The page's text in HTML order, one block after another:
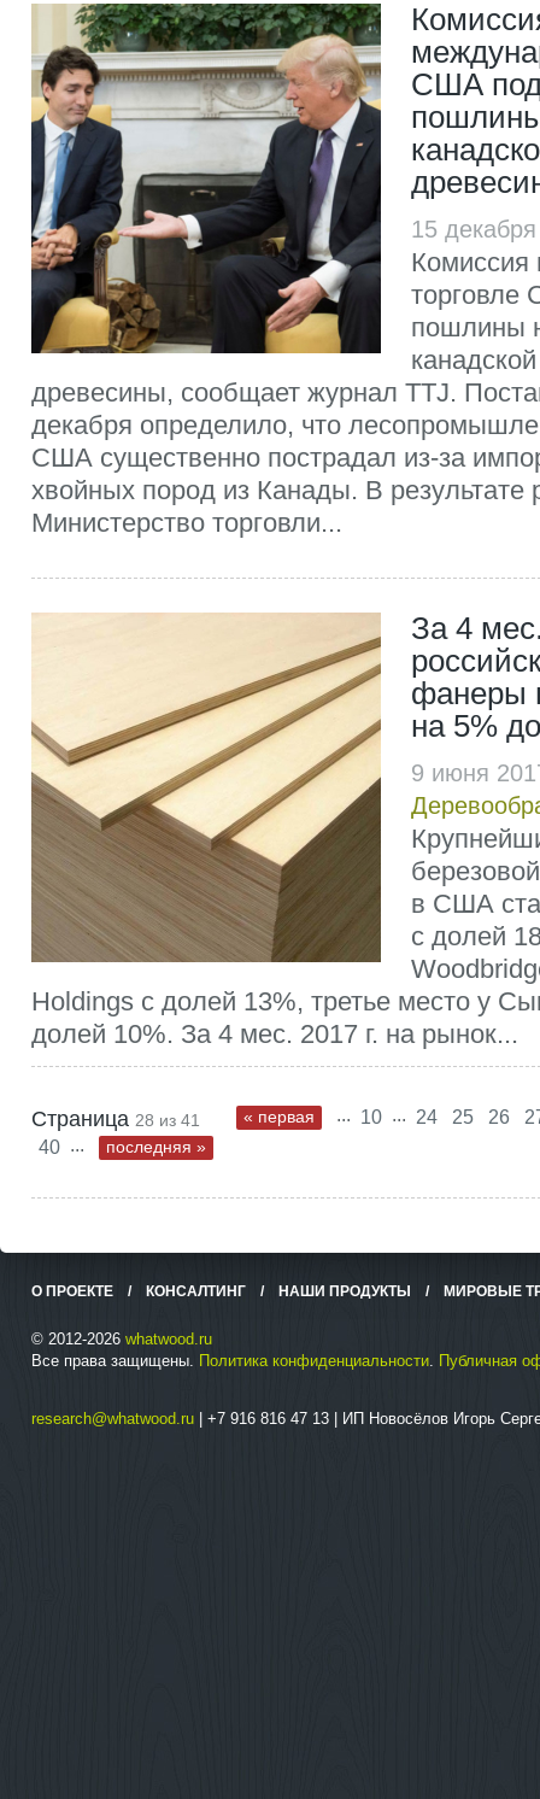
США
15
Комиссия
пошлины
древесины, сообщает журнал TTJ.
декабря определило, что
США существенно пострадал из-за
хвойных пород из Канады. В результате
Министерство торговли...
За 4
фанеры
на 5%
9 июня
в США
с долей
Holdings с долей 13%, третье место у
долей 10%. За 4 мес. 2017 г. на рынок...
Страница 28 из 41 « первая ... 10 ... 24 25 26
40 ... последняя »
О ПРОЕКТЕ / КОНСАЛТИНГ / НАШИ ПРОДУКТЫ / МИРОВЫЕ
© 2012-2026 whatwood.ru
Все права защищены. Политика конфиденциальности. Публичная
research@whatwood.ru | +7 916 816 47 13 | ИП Новосёлов Игорь